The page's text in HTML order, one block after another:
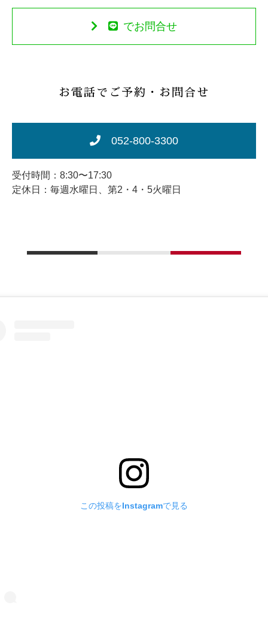
でお問合せ
お電話でご予約・お問合せ
052-800-3300
受付時間：8:30〜17:30
定休日：毎週水曜日、第2・4・5火曜日
この投稿をInstagramで見る